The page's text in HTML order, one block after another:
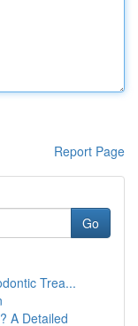
Report Page
Go
Trea...
A Detailed